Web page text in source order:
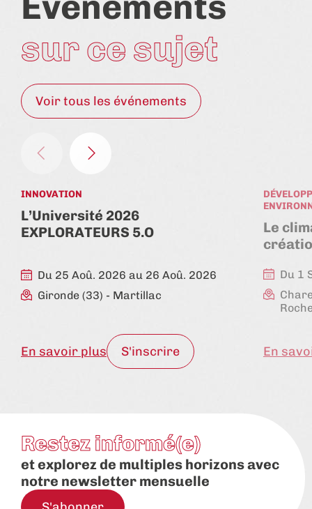
sur ce sujet
Voir tous les événements
INNOVATION
L’Université 2026
EXPLORATEURS 5.O
Du 25 Aoû. 2026 au 26 Aoû. 2026
Gironde (33) - Martillac
En savoir plus S'inscrire
Le
Du 1
En
Restez informé(e)
et explorez de multiples horizons avec
notre newsletter mensuelle